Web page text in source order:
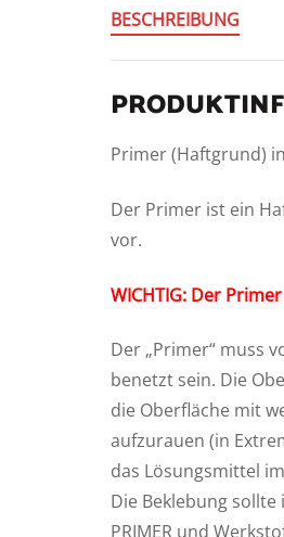
BESCHREIBUNG
Primer (Haftgrund)
Der Primer ist ein
vor.
WICHTIG: Der
Der „Primer“ muss
benetzt sein. Die
die Oberfläche mit
aufzurauen (in
das Lösungsmittel
Die Beklebung
PRIMER und